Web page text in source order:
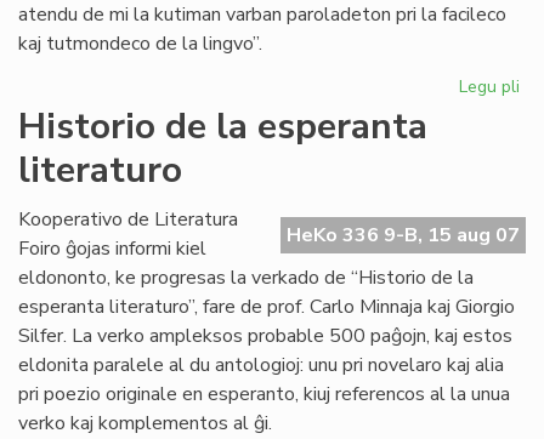
atendu de mi la kutiman varban paroladeton pri la facileco
kaj tutmondeco de la lingvo”.
Legu pli
la
Historio de la esperanta
literaturo
HeKo 336 9-B, 15 aug 07
Kooperativo de Literatura
Foiro ĝojas informi kiel
eldononto, ke progresas la verkado de “Historio de la
esperanta literaturo”, fare de prof. Carlo Minnaja kaj Giorgio
Silfer. La verko ampleksos probable 500 paĝojn, kaj estos
eldonita paralele al du antologioj: unu pri novelaro kaj alia
pri poezio originale en esperanto, kiuj referencos al la unua
verko kaj komplementos al ĝi.